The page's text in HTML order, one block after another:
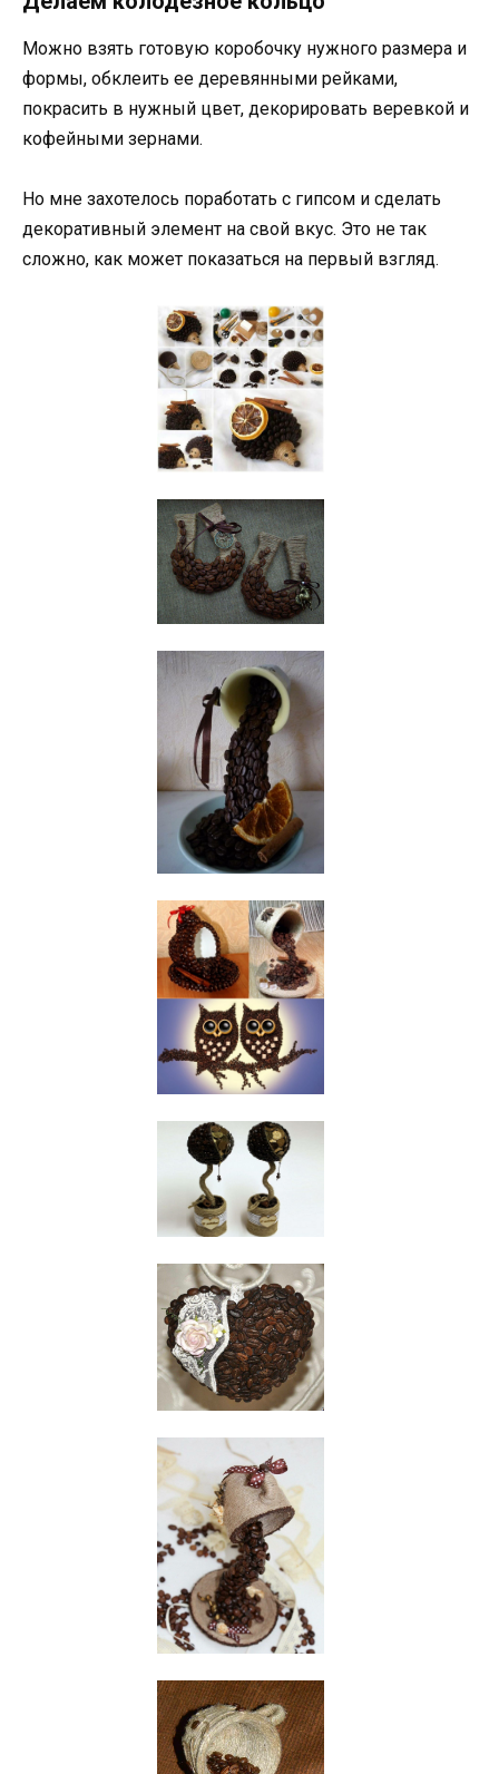
Можно взять готовую коробочку нужного размера и
формы, обклеить ее деревянными рейками,
покрасить в нужный цвет, декорировать веревкой и
кофейными зернами.
Но мне захотелось поработать с гипсом и сделать
декоративный элемент на свой вкус. Это не так
сложно, как может показаться на первый взгляд.